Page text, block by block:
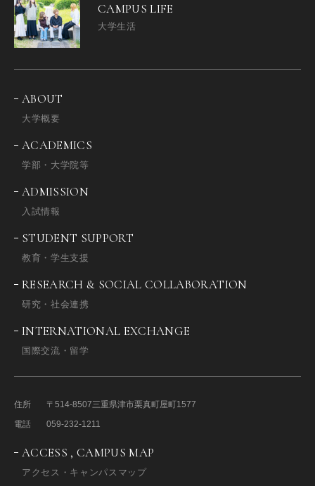
CAMPUS LIFE
大学生活
ABOUT
大学概要
ACADEMICS
学部・大学院等
ADMISSION
入試情報
STUDENT SUPPORT
教育・学生支援
RESEARCH & SOCIAL COLLABORATION
研究・社会連携
INTERNATIONAL EXCHANGE
国際交流・留学
住所 〒514-8507三重県津市栗真町屋町1577
電話
059-232-1211
ACCESS , CAMPUS MAP
アクセス・キャンパスマップ